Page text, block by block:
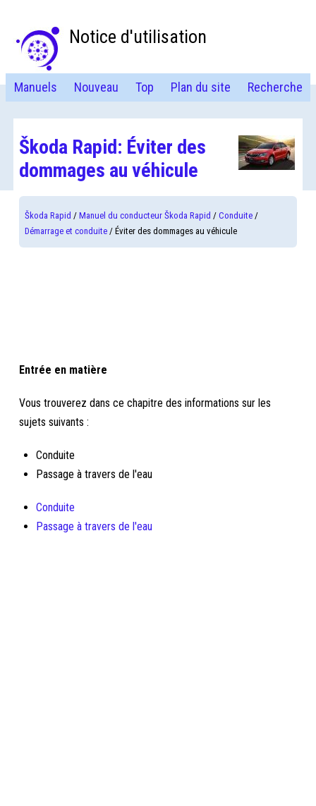
Notice d'utilisation
Manuels Nouveau Top Plan du site Recherche
Škoda Rapid: Éviter des
dommages au véhicule
Škoda Rapid /Manuel du conducteur Škoda Rapid /Conduite /
Démarrage et conduite / Éviter des dommages au véhicule
Entrée en matière
Vous trouverez dans ce chapitre des informations sur les
sujets suivants :
Conduite
Passage à travers de l'eau
Conduite
Passage à travers de l'eau